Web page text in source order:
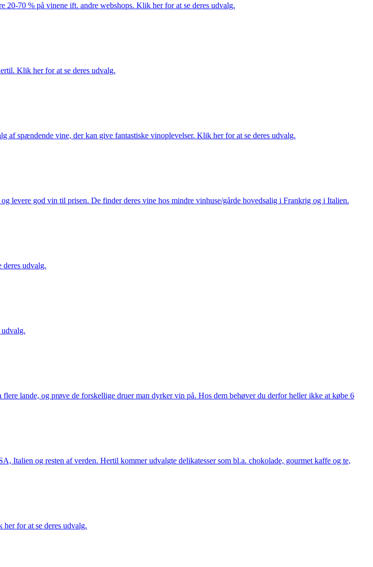
20-70 % på vinene ift. andre webshops. Klik her for at se deres udvalg.
Klik her for at se deres udvalg.
af spændende vine, der kan give fantastiske vinoplevelser. Klik her for at se deres udvalg.
levere god vin til prisen. De finder deres vine hos mindre vinhuse/gårde hovedsalig i Frankrig og i Italien.
udvalg.
lande, og prøve de forskellige druer man dyrker vin på. Hos dem behøver du derfor heller ikke at købe 6
Italien og resten af verden. Hertil kommer udvalgte delikatesser som bl.a. chokolade, gourmet kaffe og te,
for at se deres udvalg.